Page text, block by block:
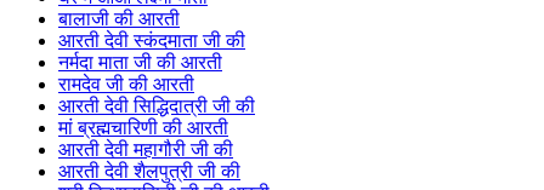
बालाजी की आरती
आरती देवी स्कंदमाता जी की
नर्मदा माता जी की आरती
रामदेव जी की आरती
आरती देवी सिद्धिदात्री जी की
मां ब्रह्मचारिणी की आरती
आरती देवी महागौरी जी की
आरती देवी शैलपुत्री जी की